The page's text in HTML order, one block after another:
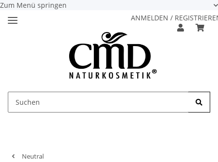
Zum Menü springen
ANMELDEN /
Neutral